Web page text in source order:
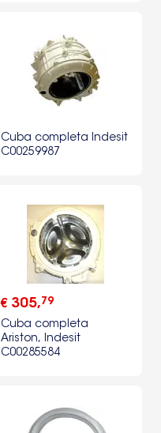
Cuba completa Indesit
C00259987
€ 305,79
Cuba completa
Ariston, Indesit
C00285584